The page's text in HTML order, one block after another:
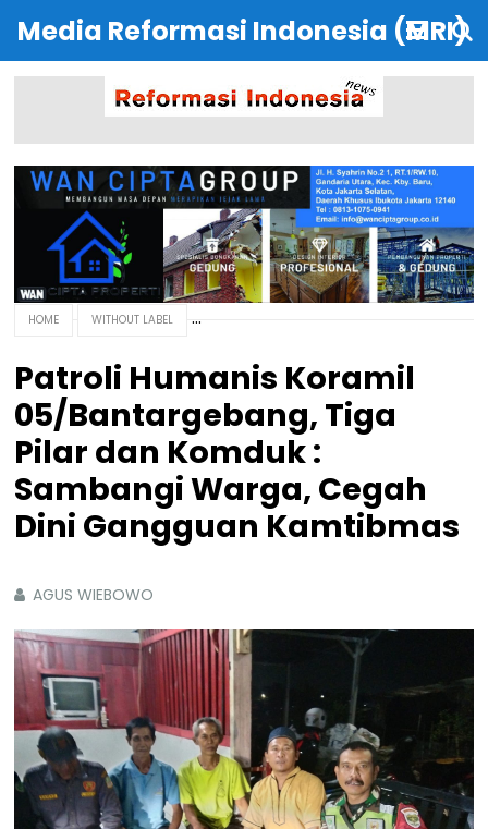
Media Reformasi Indonesia (MRI)
HOME WITHOUT LABEL
Patroli Humanis Koramil
05/Bantargebang, Tiga
Pilar dan Komduk :
Sambangi Warga, Cegah
Dini Gangguan Kamtibmas
AGUS WIEBOWO